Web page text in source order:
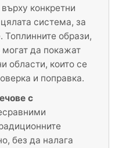
конкретни
система, за
Топлинните образи,
да покажат
области, които се
и поправка.
с
без да налага